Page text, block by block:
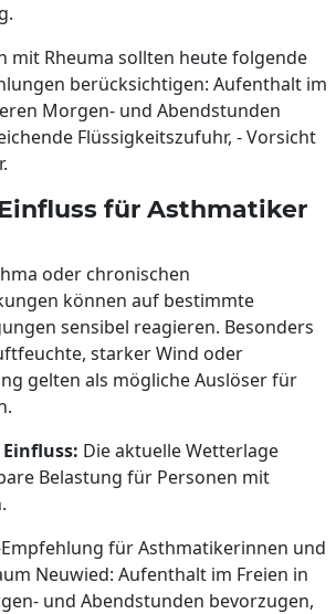
mit Rheuma sollten heute folgende
berücksichtigen: Aufenthalt im
Morgen- und Abendstunden
Flüssigkeitszufuhr, - Vorsicht
für Asthmatiker
oder chronischen
können auf bestimmte
sensibel reagieren. Besonders
starker Wind oder
gelten als mögliche Auslöser für
Die aktuelle Wetterlage
Belastung für Personen mit
Empfehlung für Asthmatikerinnen und
Neuwied: Aufenthalt im Freien in
und Abendstunden bevorzugen,